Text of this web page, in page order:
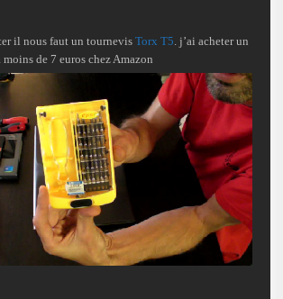
il nous faut un tournevis Torx T5. j’ai acheter un
de 7 euros chez Amazon